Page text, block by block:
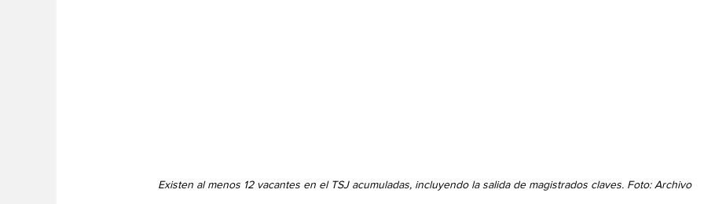
Existen al menos 12 vacantes en el TSJ acumuladas, incluyendo la salida de magistrados claves. Foto: Archivo